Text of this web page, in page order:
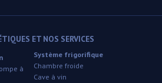
ET NOS SERVICES
à
Système frigorifique
Chambre froide
Cave à vin